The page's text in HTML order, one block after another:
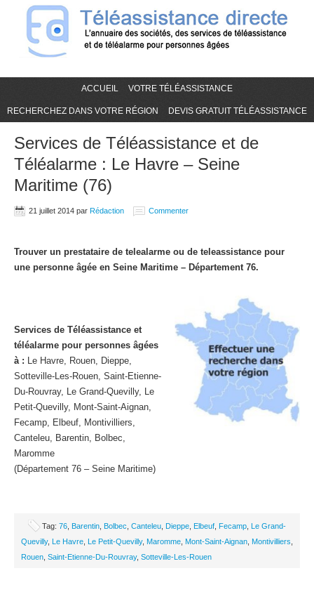
ACCUEIL VOTRE TÉLÉASSISTANCE
RECHERCHEZ DANS VOTRE RÉGION DEVIS GRATUIT TÉLÉASSISTANCE
Services de Téléassistance et de
Téléalarme : Le Havre – Seine
Maritime (76)
21 juillet 2014 par Rédaction Commenter
Trouver un prestataire de telealarme ou de teleassistance pour
une personne âgée en Seine Maritime – Département 76.
Services de Téléassistance et
téléalarme pour personnes âgées
à : Le Havre, Rouen, Dieppe,
Sotteville-Les-Rouen, Saint-Etienne-
Du-Rouvray, Le Grand-Quevilly, Le
Petit-Quevilly, Mont-Saint-Aignan,
Fecamp, Elbeuf, Montivilliers,
Canteleu, Barentin, Bolbec,
Maromme
(Département 76 – Seine Maritime)
Tag: 76 Barentin Bolbec Canteleu Dieppe Elbeuf Fecamp Le Grand-
Quevilly, Le Havre Le Petit-Quevilly, Maromme Mont-Saint-Aignan Montivilliers
Rouen Saint-Etienne-Du-Rouvray, Sotteville-Les-Rouen